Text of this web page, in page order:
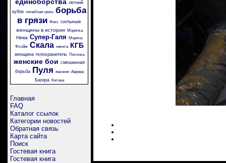
летний
кубок лечебная грязь борьба
в грязи Фокс сильные
женщины в истории
Морячка
Ника Супер-Галя
Моряча
Флэйм Скала никита КГБ
женщина телохранитель Пяточка
женские бои смешанная
борьба Пуля жасмин Аврора
Багира Китана
Главная
FAQ
Каталог ссылок
Категории новостей
Обратная связь
Карта сайта
Поиск
Гостевая книга
Гостевая книга